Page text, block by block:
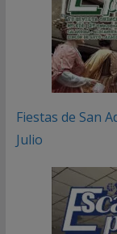
Fiestas de San
Julio